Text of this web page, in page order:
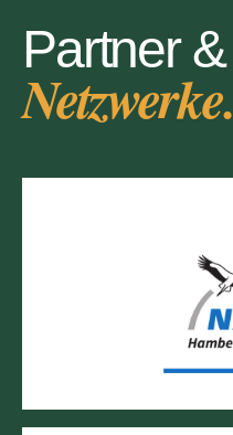
Partner &
Netzwerke.